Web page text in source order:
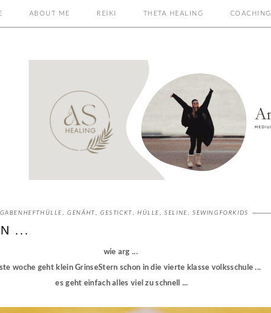
ABOUT ME REIKI THETA HEALING COACHING
,GENÄHT,GESTICKT,HÜLLE,SELINE,SEWINGFORKIDS
...
wie arg ...
woche geht klein GrinseStern schon in die vierte klasse volksschule ...
es geht einfach alles viel zu schnell ...